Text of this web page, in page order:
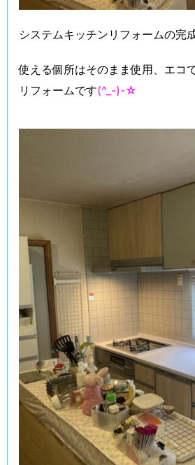
システムキッチンリフォームの完
使える個所はそのまま使用、エコ
リフォームです(^_-)-☆